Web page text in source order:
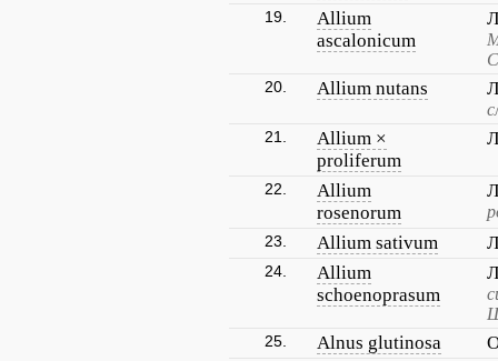
19.
Allium
ascalonicum
20. Allium nutans
21.
Allium ×
proliferum
22.
Allium
rosenorum
23. Allium sativum
24.
Allium
schoenoprasum
25. Alnus glutinosa